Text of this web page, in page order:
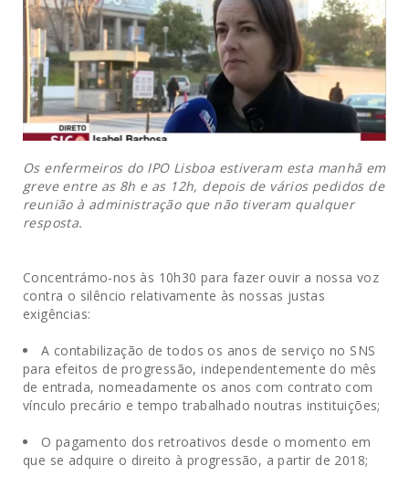
Os enfermeiros do IPO Lisboa estiveram esta manhã em
greve entre as 8h e as 12h, depois de vários pedidos de
reunião à administração que não tiveram qualquer
resposta.
Concentrámo-nos às 10h30 para fazer ouvir a nossa voz
contra o silêncio relativamente às nossas justas
exigências:
A contabilização de todos os anos de serviço no SNS
para efeitos de progressão, independentemente do mês
de entrada, nomeadamente os anos com contrato com
vínculo precário e tempo trabalhado noutras instituições;
O pagamento dos retroativos desde o momento em
que se adquire o direito à progressão, a partir de 2018;